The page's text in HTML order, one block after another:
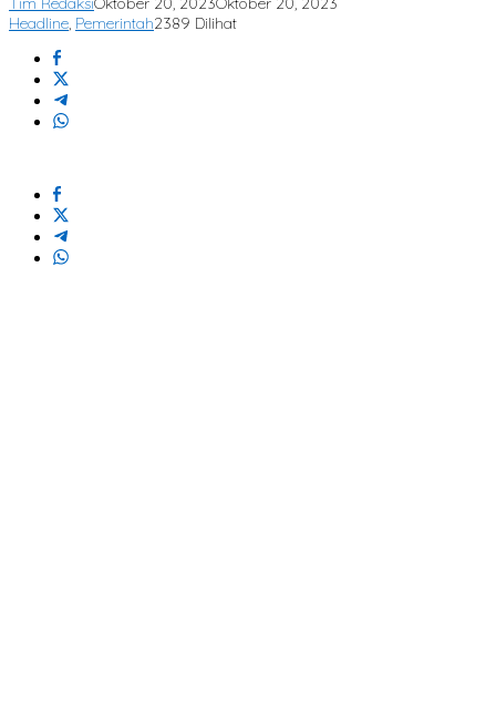
Headline, Pemerintah2389 Dilihat